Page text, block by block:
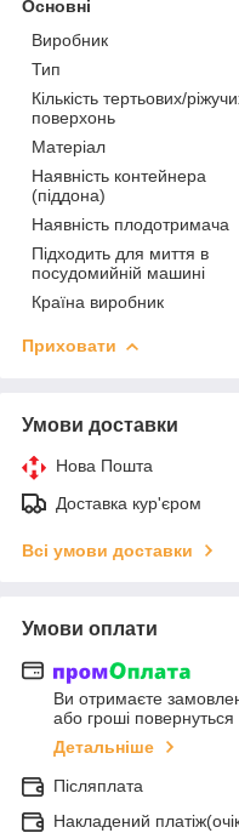
Основні
Виробник
Тип
Кількість тертьових/
поверхонь
Матеріал
Наявність контейнера
(піддона)
Наявність плодотримача
Підходить для миття в
посудомийній машині
Країна виробник
Приховати
Умови доставки
Нова Пошта
Доставка кур'єром
Всі умови доставки
Умови оплати
Ви отримаєте
або гроші
Детальніше
Післяплата
Накладений